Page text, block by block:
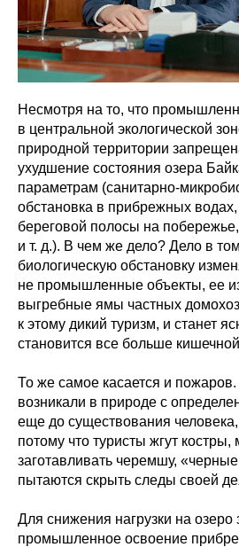
Несмотря на то, что
в центральной экологической
природной территории
ухудшение состояния озера
параметрам (санитарно-
обстановка в прибрежных
береговой полосы на
и т. д.). В чем же дело? Дело в
биологическую обстановку
не промышленные объекты, ее
выгребные ямы частных
к этому дикий туризм, и станет
становится все больше
То же самое касается и
возникали в природе с
еще до существования
потому что туристы жгут костры,
заготавливать черемшу,
пытаются скрыть следы своей
Для снижения нагрузки на озеро
промышленное освоение